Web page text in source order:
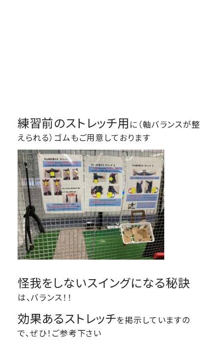
練習前のストレッチ用 に（軸バランスが整
えられる）ゴムもご用意しております
怪我をしないスイングになる秘訣
は、バランス！！
効果あるストレッチを掲示していますの
で、ぜひ！ご参考下さい